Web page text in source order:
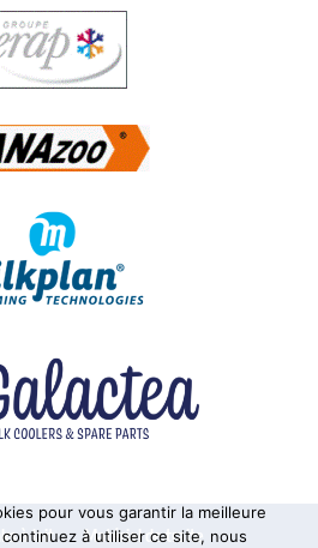
à lait Matériel de traite
pour vous garantir la meilleure
à utiliser ce site, nous